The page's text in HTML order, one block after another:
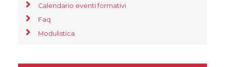
Calendario eventi formativi
Faq
Modulistica